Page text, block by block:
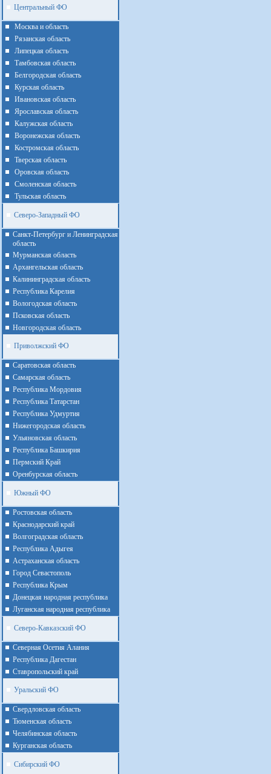
Центральный ФО
Москва и область
Рязанская область
Липецкая область
Тамбовская область
Белгородская область
Курская область
Ивановская область
Ярославская область
Калужская область
Воронежская область
Костромская область
Тверская область
Оровская область
Смоленская область
Тульская область
Северо-Западный ФО
Санкт-Петербург и Ленинградская
область
Мурманская область
Архангельская область
Калининградская область
Республика Карелия
Вологодская область
Псковская область
Новгородская область
Приволжский ФО
Cаратовская область
Cамарская область
Республика Мордовия
Республика Татарстан
Республика Удмуртия
Нижегородская область
Ульяновская область
Республика Башкирия
Пермский Край
Оренбурская область
Южный ФО
Ростовская область
Краснодарский край
Волгоградская область
Республика Адыгея
Астраханская область
Город Севастополь
Республика Крым
Донецкая народная республика
Луганская народная республика
Северо-Кавказский ФО
Северная Осетия Алания
Республика Дагестан
Ставропольский край
Уральский ФО
Cвердловская область
Тюменская область
Челябинская область
Курганская область
Сибирский ФО